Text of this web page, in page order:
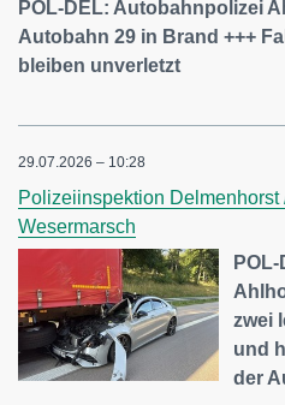
POL-DEL: Autobahnpolizei
Autobahn 29 in Brand +++
bleiben unverletzt
29.07.2026 – 10:28
Polizeiinspektion Delmenhorst
Wesermarsch
zwei
und
der